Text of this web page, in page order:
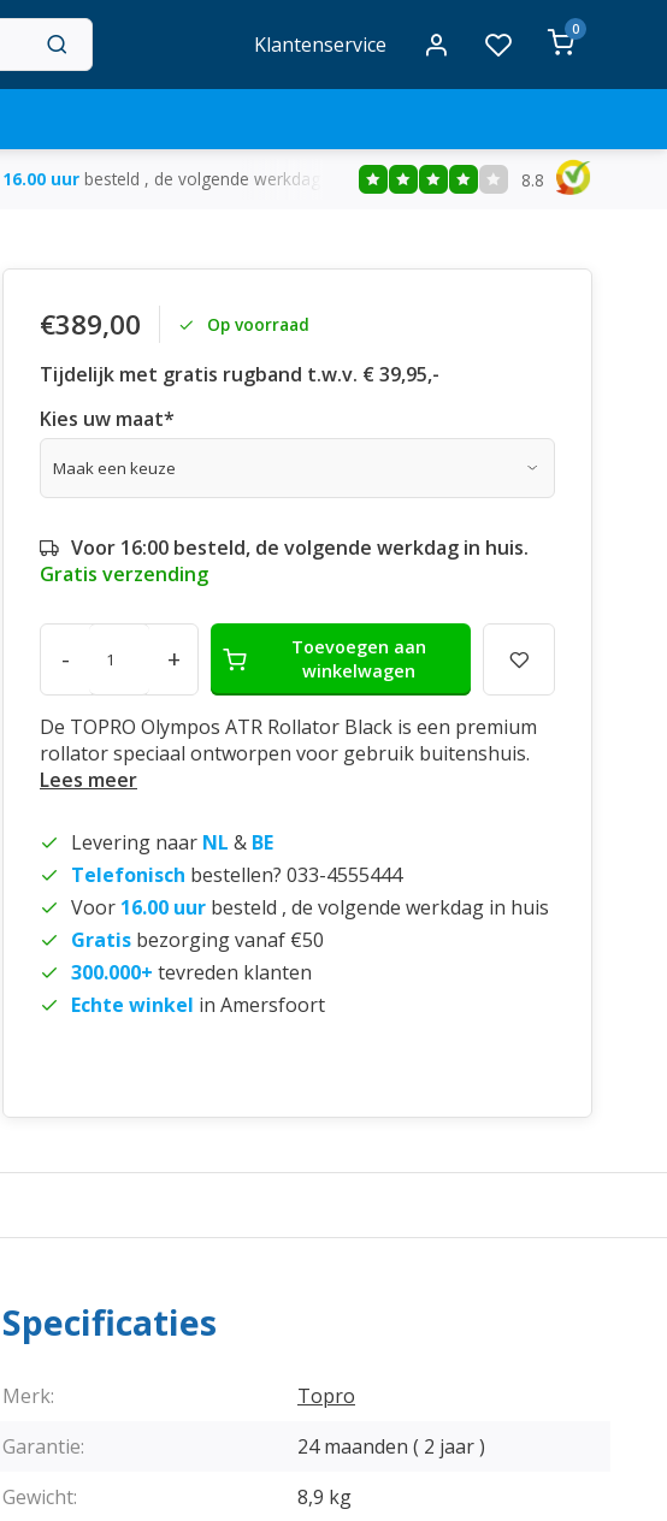
Klantenservice
0
16.00 uur besteld , de volgende werkdag in huis Gratisbezorging vanaf €50
8.8
€389,00 Op voorraad
Tijdelijk met gratis rugband t.w.v. € 39,95,-
Kies uw maat*
Voor 16:00 besteld, de volgende werkdag in huis.
Gratis verzending
- +
Toevoegen aan
winkelwagen
De TOPRO Olympos ATR Rollator Black is een premium
rollator speciaal ontworpen voor gebruik buitenshuis.
Lees meer
Levering naar NL & BE
Telefonisch bestellen? 033-4555444
Voor 16.00 uur besteld , de volgende werkdag in huis
Gratis bezorging vanaf €50
300.000+ tevreden klanten
Echte winkel in Amersfoort
Specificaties
Merk:
Topro
Garantie:
24 maanden ( 2 jaar )
Gewicht:
8,9 kg